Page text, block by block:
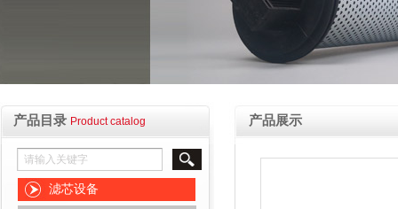
产品目录 Product catalog
滤芯设备
产品展示